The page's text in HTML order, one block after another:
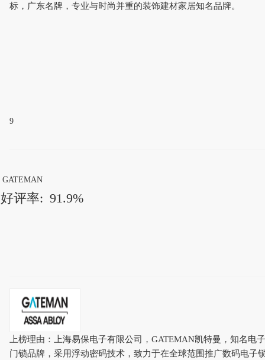
标，广东名牌，专业与时尚并重的装饰建材家居知名品牌。
9
GATEMAN
好评率: 91.9%
上榜理由：上海易保电子有限公司，GATEMAN凯特曼，知名电子
门锁品牌，采用浮动密码技术，致力于在全球范围推广数码电子